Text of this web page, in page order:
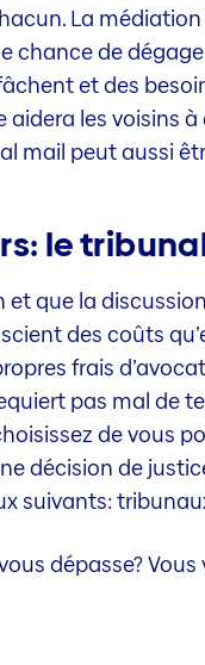
La
chance de
et des
les voisins
mail peut aussi
le
que la
des coûts
frais
pas mal de
de vous
décision de
suivants:
dépasse?